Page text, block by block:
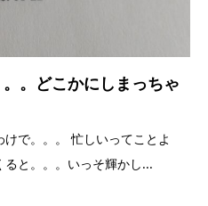
。どこかにしまっちゃ
で。。。 忙しいってことよ
と。。。いっそ輝かし...